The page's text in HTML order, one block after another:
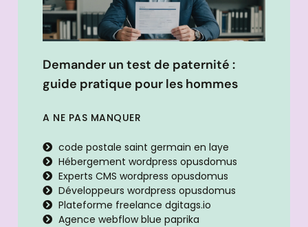
Demander un test de paternité :
guide pratique pour les hommes
A NE PAS MANQUER
code postale saint germain en laye
Hébergement wordpress opusdomus
Experts CMS wordpress opusdomus
Développeurs wordpress opusdomus
Plateforme freelance dgitags.io
Agence webflow blue paprika